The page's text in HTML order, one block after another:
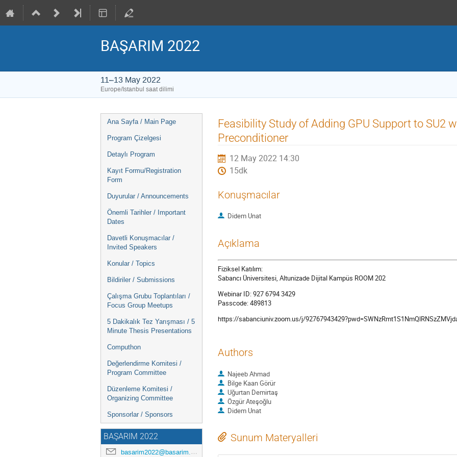
BAŞARIM 2022
11–13 May 2022
Europe/Istanbul saat dilimi
Event
menu
Ana Sayfa / Main Page
Program Çizelgesi
Detaylı Program
Kayıt Formu/Registration
Form
Duyurular / Announcements
Önemli Tarihler / Important
Dates
Davetli Konuşmacılar /
Invited Speakers
Konular / Topics
Bildiriler / Submissions
Çalışma Grubu Toplantıları /
Focus Group Meetups
5 Dakikalık Tez Yarışması / 5
Minute Thesis Presentations
Computhon
Değerlendirme Komitesi /
Program Committee
Düzenleme Komitesi /
Organizing Committee
Sponsorlar / Sponsors
BAŞARIM 2022
basarim2022@basarim.org.tr
Feasibility Study of Adding GPU Support to SU2
Preconditioner
12 May 2022 14:30
15dk
Konuşmacılar
Didem Unat
Açıklama
Fiziksel Katılım:
Sabancı Üniversitesi, Altunizade Dijital Kampüs ROOM 202
Webinar ID: 927 6794 3429
Passcode: 489813
https://sabanciuniv.zoom.us/j/
Authors
Najeeb Ahmad
Bilge Kaan Görür
Uğurtan Demirtaş
Özgür Ateşoğlu
Didem Unat
Sunum Materyalleri